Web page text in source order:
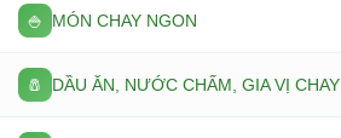
🍚 MÓN CHAY NGON
🧂 DẦU ĂN, NƯỚC CHẤM, GIA VỊ CHAY